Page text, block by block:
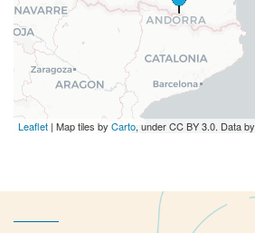
Leaflet | Map tiles by Carto, under CC BY 3.0. Data by